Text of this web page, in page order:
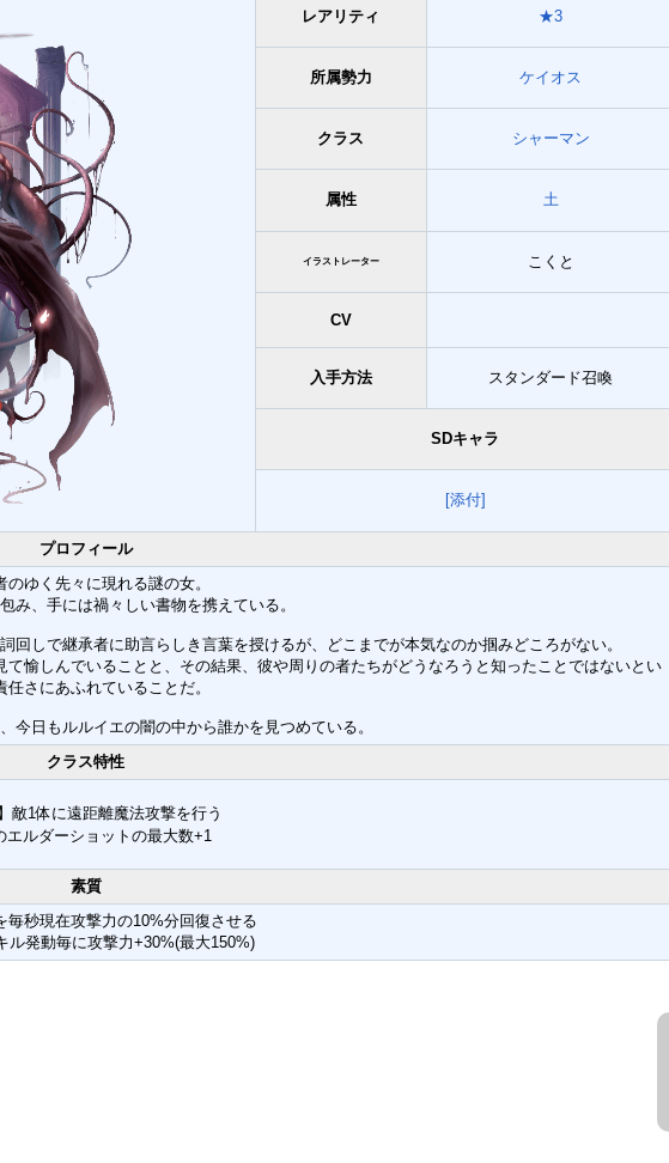
レアリティ ★3
所属勢力 ケイオス
クラス シャーマン
属性 土
イラストレーター こくと
CV
入手方法 スタンダード召喚
SDキャラ
[添付]
プロフィール
のゆく先々に現れる謎の女。
み、手には禍々しい書物を携えている。
回しで継承者に助言らしき言葉を授けるが、どこまでが本気なのか掴みどころがない。
愉しんでいることと、その結果、彼や周りの者たちがどうなろうと知ったことではないとい
任さにあふれていることだ。
今日もルルイエの闇の中から誰かを見つめている。
クラス特性
敵1体に遠距離魔法攻撃を行う
エルダーショットの最大数+1
素質
毎秒現在攻撃力の10%分回復させる
ル発動毎に攻撃力+30%(最大150%)